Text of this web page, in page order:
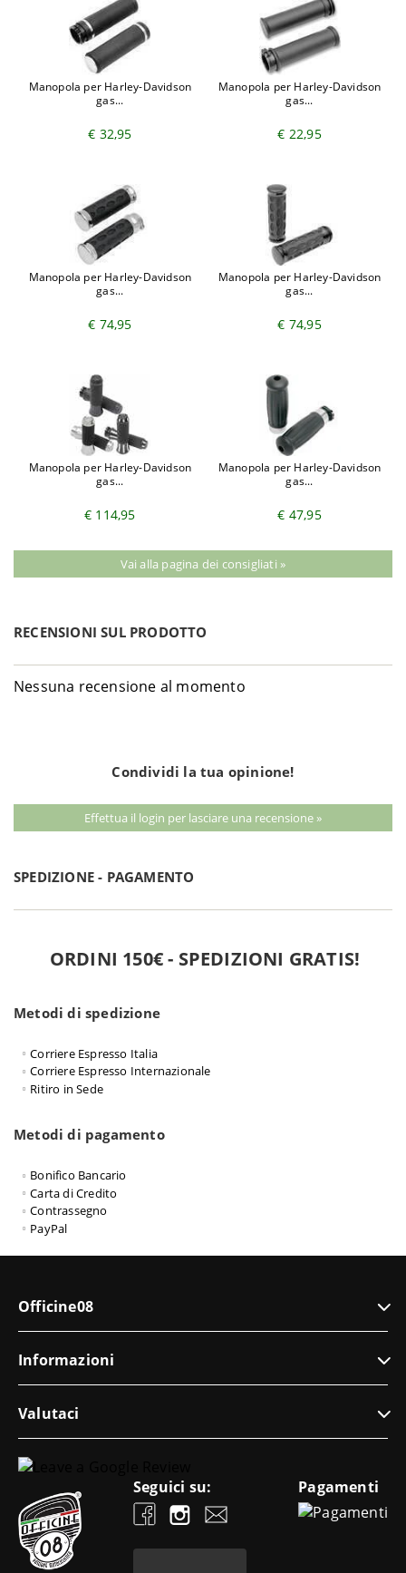
Manopola per Harley-Davidson
gas...
€ 32,95
Manopola per Harley-Davidson
gas...
€ 22,95
Manopola per Harley-Davidson
gas...
€ 74,95
Manopola per Harley-Davidson
gas...
€ 74,95
Manopola per Harley-Davidson
gas...
€ 114,95
Manopola per Harley-Davidson
gas...
€ 47,95
Vai alla pagina dei consigliati »
RECENSIONI SUL PRODOTTO
Nessuna recensione al momento
Condividi la tua opinione!
Effettua il login per lasciare una recensione »
SPEDIZIONE - PAGAMENTO
ORDINI 150€ - SPEDIZIONI GRATIS!
Metodi di spedizione
Corriere Espresso Italia
Corriere Espresso Internazionale
Ritiro in Sede
Metodi di pagamento
Bonifico Bancario
Carta di Credito
Contrassegno
PayPal
Officine08
Informazioni
Valutaci
Seguici su: Pagamenti